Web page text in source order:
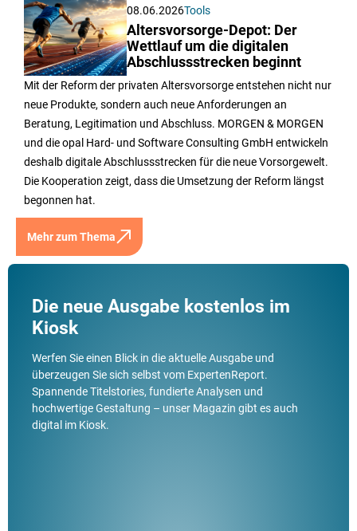
08.06.2026Tools
Altersvorsorge-Depot: Der
Wettlauf um die digitalen
Abschlussstrecken beginnt
Mit der Reform der privaten Altersvorsorge entstehen nicht nur
neue Produkte, sondern auch neue Anforderungen an
Beratung, Legitimation und Abschluss. MORGEN & MORGEN
und die opal Hard- und Software Consulting GmbH entwickeln
deshalb digitale Abschlussstrecken für die neue Vorsorgewelt.
Die Kooperation zeigt, dass die Umsetzung der Reform längst
begonnen hat.
Mehr zum Thema
Die neue Ausgabe kostenlos im
Kiosk
Werfen Sie einen Blick in die aktuelle Ausgabe und
überzeugen Sie sich selbst vom ExpertenReport.
Spannende Titelstories, fundierte Analysen und
hochwertige Gestaltung – unser Magazin gibt es auch
digital im Kiosk.